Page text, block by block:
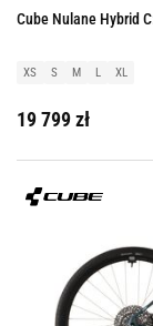
Cube Nulane Hybrid
XS S M L XL
19 799 zł